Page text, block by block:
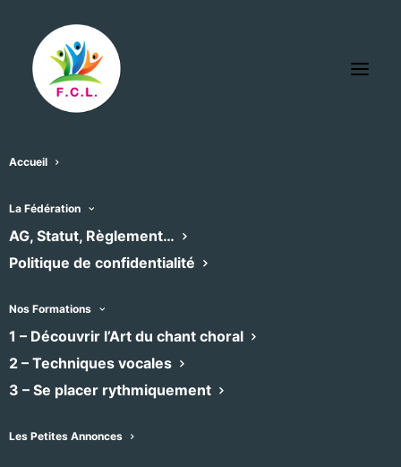
Accueil
La Fédération
AG, Statut, Règlement…
Politique de confidentialité
Nos Formations
1 – Découvrir l’Art du chant choral
2 – Techniques vocales
3 – Se placer rythmiquement
Les Petites Annonces
Domaine de Montplaisir, Narbonne
Adresse
Recevoir l’Itinéraire à suivre
08/12/2024 - 07/08/2026
Sélectionnez